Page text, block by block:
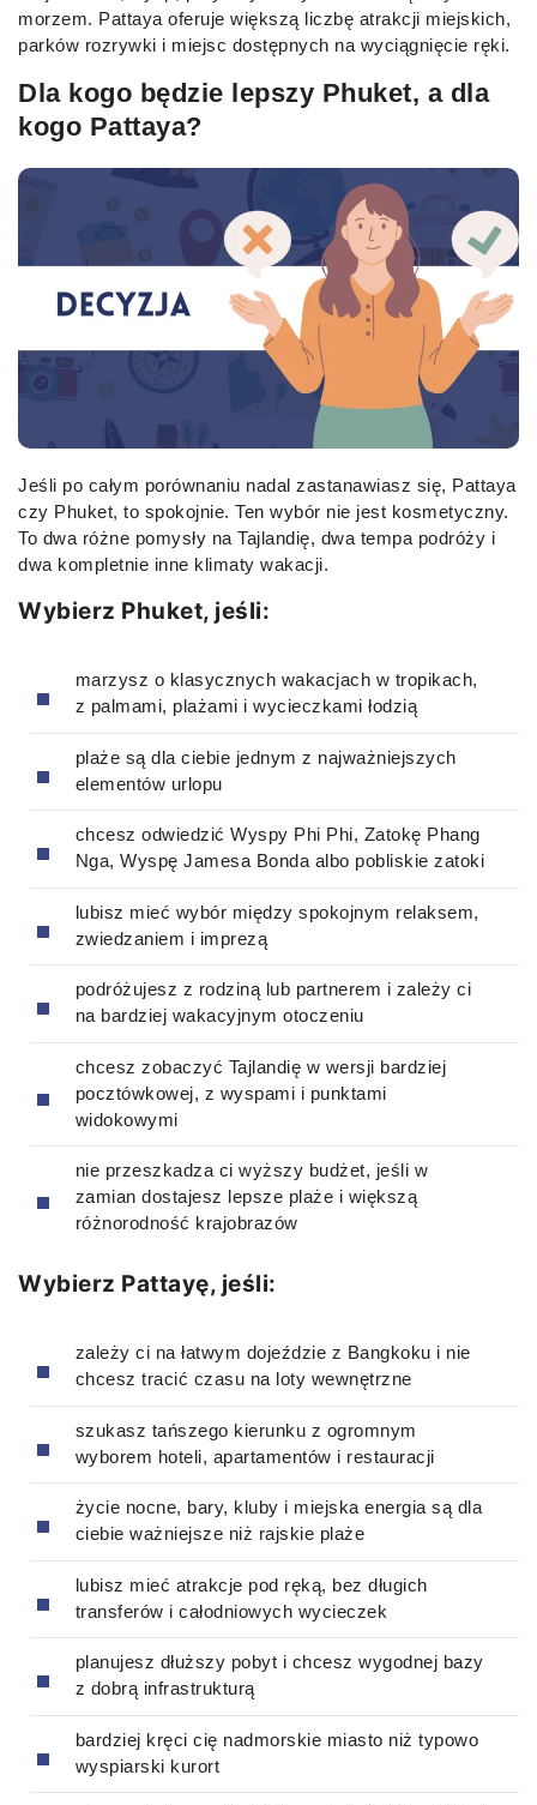
morzem. Pattaya oferuje większą liczbę atrakcji miejskich,
parków rozrywki i miejsc dostępnych na wyciągnięcie ręki.
Dla kogo będzie lepszy Phuket, a dla
kogo Pattaya?
Jeśli po całym porównaniu nadal zastanawiasz się, Pattaya
czy Phuket, to spokojnie. Ten wybór nie jest kosmetyczny.
To dwa różne pomysły na Tajlandię, dwa tempa podróży i
dwa kompletnie inne klimaty wakacji.
Wybierz Phuket, jeśli:
marzysz o klasycznych wakacjach w tropikach,
z palmami, plażami i wycieczkami łodzią
plaże są dla ciebie jednym z najważniejszych
elementów urlopu
chcesz odwiedzić Wyspy Phi Phi, Zatokę Phang
Nga, Wyspę Jamesa Bonda albo pobliskie zatoki
lubisz mieć wybór między spokojnym relaksem,
zwiedzaniem i imprezą
podróżujesz z rodziną lub partnerem i zależy ci
na bardziej wakacyjnym otoczeniu
chcesz zobaczyć Tajlandię w wersji bardziej
pocztówkowej, z wyspami i punktami
widokowymi
nie przeszkadza ci wyższy budżet, jeśli w
zamian dostajesz lepsze plaże i większą
różnorodność krajobrazów
Wybierz Pattayę, jeśli:
zależy ci na łatwym dojeździe z Bangkoku i nie
chcesz tracić czasu na loty wewnętrzne
szukasz tańszego kierunku z ogromnym
wyborem hoteli, apartamentów i restauracji
życie nocne, bary, kluby i miejska energia są dla
ciebie ważniejsze niż rajskie plaże
lubisz mieć atrakcje pod ręką, bez długich
transferów i całodniowych wycieczek
planujesz dłuższy pobyt i chcesz wygodnej bazy
z dobrą infrastrukturą
bardziej kręci cię nadmorskie miasto niż typowo
wyspiarski kurort